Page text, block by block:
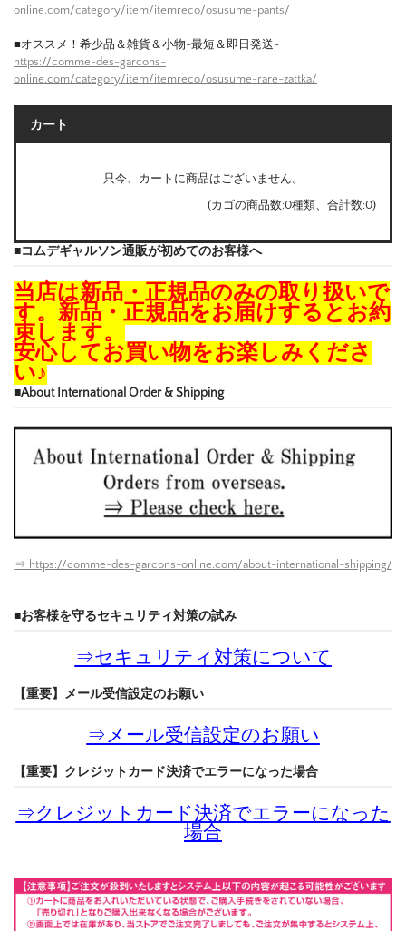
online.com/category/item/itemreco/osusume-pants/
■オススメ！希少品＆雑貨＆小物-最短＆即日発送-
https://comme-des-garcons-
online.com/category/item/itemreco/osusume-rare-zattka/
カート
只今、カートに商品はございません。
(カゴの商品数:0種類、合計数:0)
■コムデギャルソン通販が初めてのお客様へ
当店は新品・正規品のみの取り扱いで
す。新品・正規品をお届けするとお約
束します。
安心してお買い物をお楽しみくださ
い♪
■About International Order & Shipping
⇒ https://comme-des-garcons-online.com/about-international-shipping/
■お客様を守るセキュリティ対策の試み
⇒セキュリティ対策について
【重要】メール受信設定のお願い
⇒メール受信設定のお願い
【重要】クレジットカード決済でエラーになった場合
⇒クレジットカード決済でエラーになった
場合